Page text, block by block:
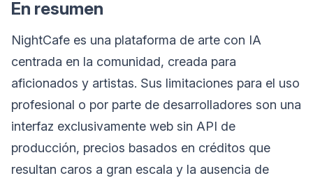
En resumen
NightCafe es una plataforma de arte con IA
centrada en la comunidad, creada para
aficionados y artistas. Sus limitaciones para el uso
profesional o por parte de desarrolladores son una
interfaz exclusivamente web sin API de
producción, precios basados en créditos que
resultan caros a gran escala y la ausencia de